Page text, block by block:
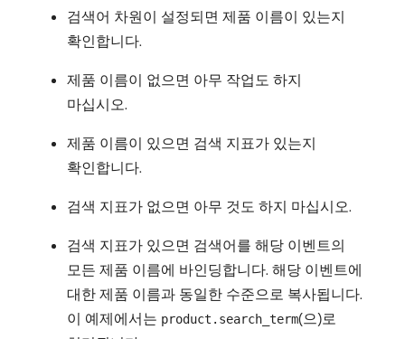
검색어 차원이 설정되면 제품 이름이 있는지
확인합니다.
제품 이름이 없으면 아무 작업도 하지
마십시오.
제품 이름이 있으면 검색 지표가 있는지
확인합니다.
검색 지표가 없으면 아무 것도 하지 마십시오.
검색 지표가 있으면 검색어를 해당 이벤트의
모든 제품 이름에 바인딩합니다. 해당 이벤트에
대한 제품 이름과 동일한 수준으로 복사됩니다.
이 예제에서는 product.search_term(으)로